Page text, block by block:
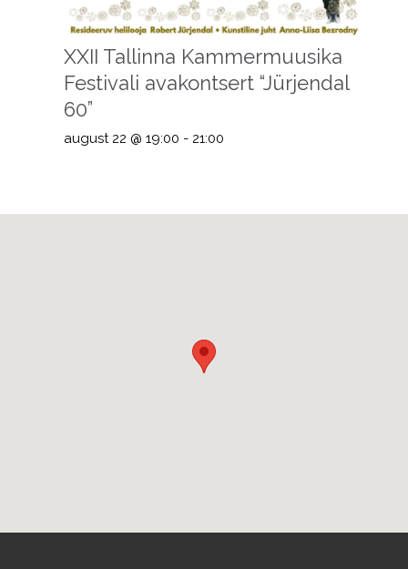
XXII Tallinna Kammermuusika
Festivali avakontsert “Jürjendal
60”
august 22 @ 19:00 - 21:00